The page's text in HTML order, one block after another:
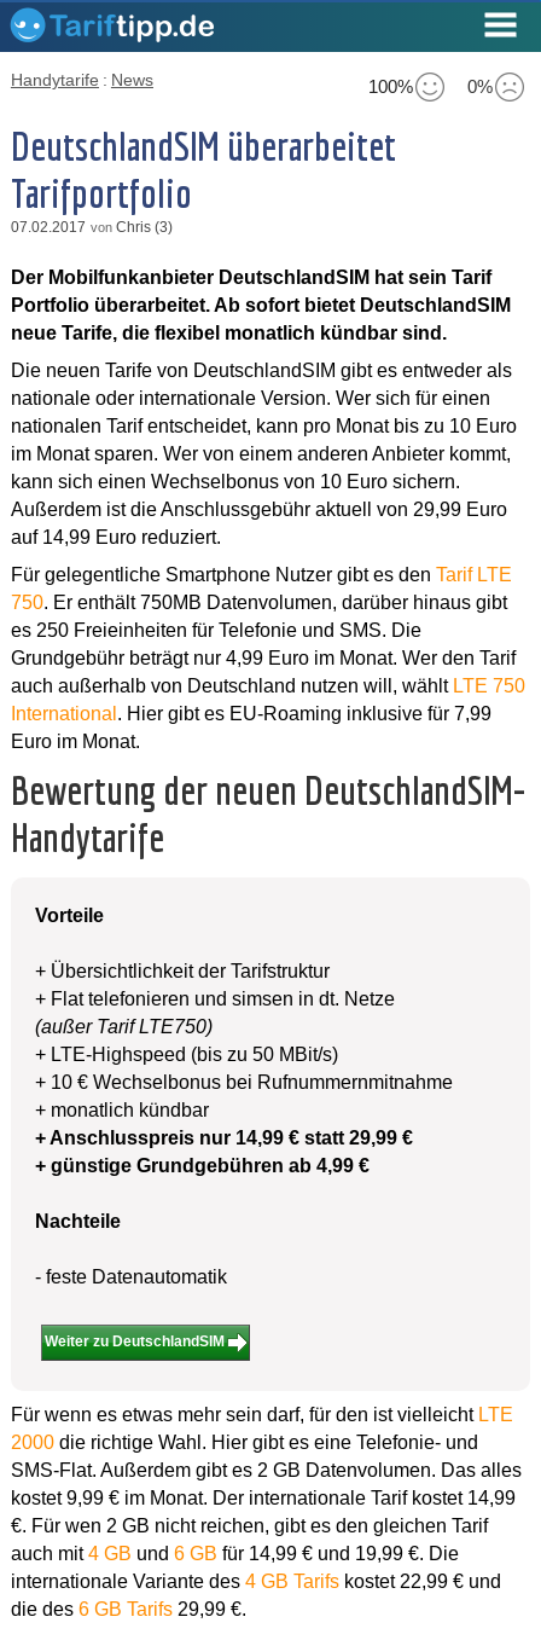
100% 0%
Handytarife : News
DeutschlandSIM überarbeitet
Tarifportfolio
07.02.2017 von Chris (3)
Der Mobilfunkanbieter DeutschlandSIM hat sein Tarif
Portfolio überarbeitet. Ab sofort bietet DeutschlandSIM
neue Tarife, die flexibel monatlich kündbar sind.
Die neuen Tarife von DeutschlandSIM gibt es entweder als
nationale oder internationale Version. Wer sich für einen
nationalen Tarif entscheidet, kann pro Monat bis zu 10 Euro
im Monat sparen. Wer von einem anderen Anbieter kommt,
kann sich einen Wechselbonus von 10 Euro sichern.
Außerdem ist die Anschlussgebühr aktuell von 29,99 Euro
auf 14,99 Euro reduziert.
Für gelegentliche Smartphone Nutzer gibt es den Tarif LTE
750. Er enthält 750MB Datenvolumen, darüber hinaus gibt
es 250 Freieinheiten für Telefonie und SMS. Die
Grundgebühr beträgt nur 4,99 Euro im Monat. Wer den Tarif
auch außerhalb von Deutschland nutzen will, wählt LTE 750
International . Hier gibt es EU-Roaming inklusive für 7,99
Euro im Monat.
Bewertung der neuen DeutschlandSIM-
Handytarife
Vorteile
+ Übersichtlichkeit der Tarifstruktur
+ Flat telefonieren und simsen in dt. Netze
(außer Tarif LTE750)
+ LTE-Highspeed (bis zu 50 MBit/s)
+ 10 € Wechselbonus bei Rufnummernmitnahme
+ monatlich kündbar
+ Anschlusspreis nur 14,99 € statt 29,99 €
+ günstige Grundgebühren ab 4,99 €
Nachteile
- feste Datenautomatik
Weiter zu DeutschlandSIM
Für wenn es etwas mehr sein darf, für den ist vielleicht LTE
2000die richtige Wahl. Hier gibt es eine Telefonie- und
SMS-Flat. Außerdem gibt es 2 GB Datenvolumen. Das alles
kostet 9,99 € im Monat. Der internationale Tarif kostet 14,99
€. Für wen 2 GB nicht reichen, gibt es den gleichen Tarif
auch mit4 GB und 6 GB für 14,99 € und 19,99 €. Die
internationale Variante des 4 GB Tarifskostet 22,99 € und
die des 6 GB Tarifs29,99 €.